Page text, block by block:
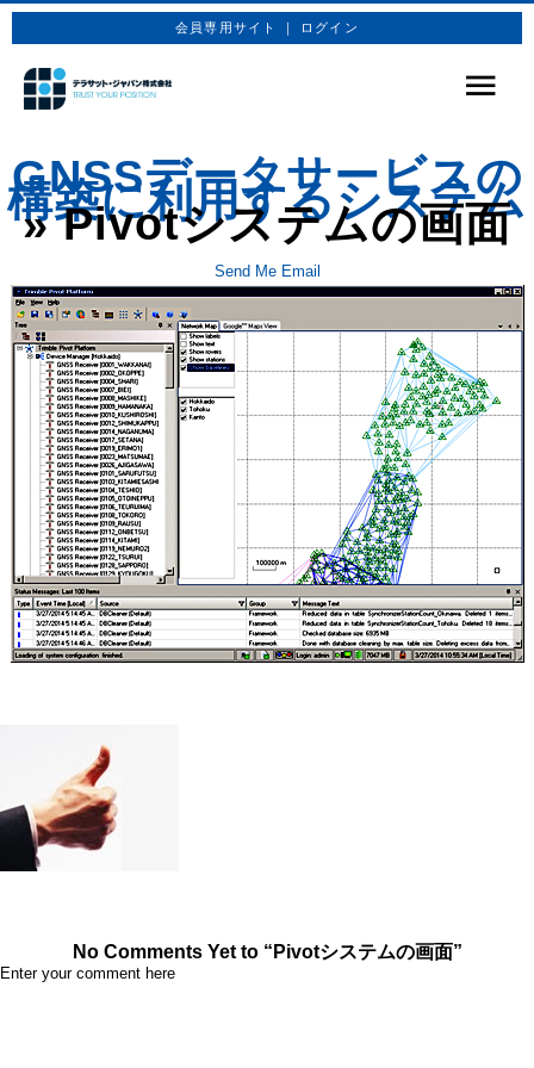
会員専用サイト ｜ ログイン
サービス
商品プラン
お問合せ
お申込み
GNSSデータサービスの
構築に利用するシステム
» Pivotシステムの画面
Send Me Email
No Comments Yet to “Pivotシステムの画面”